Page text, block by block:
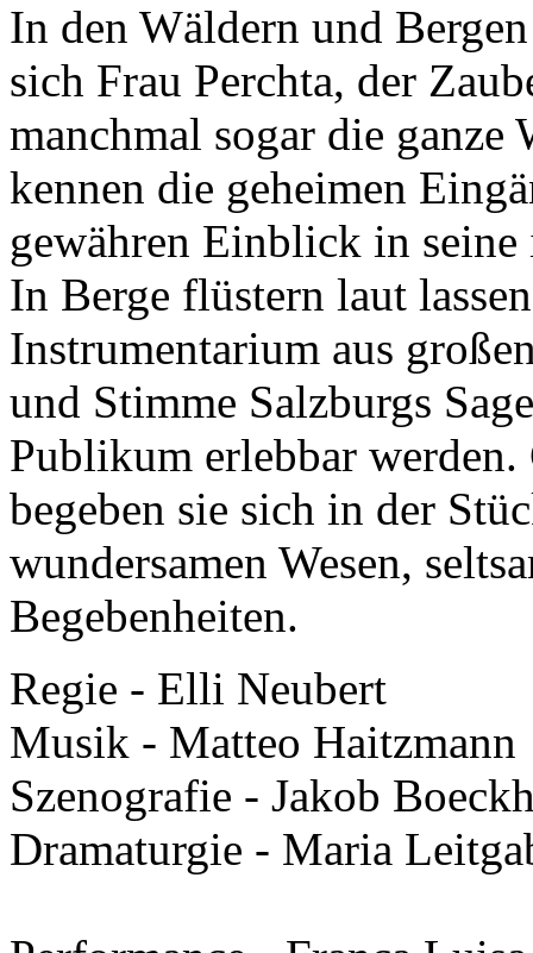
In den Wäldern und
sich Frau Perchta, der
manchmal sogar die
kennen die geheimen
gewähren Einblick in
In Berge flüstern laut
Instrumentarium aus
und Stimme Salzburgs
Publikum erlebbar werden.
begeben sie sich in der
wundersamen Wesen,
Begebenheiten.
Regie - Elli Neubert
Musik - Matteo Haitzmann
Szenografie - Jakob
Dramaturgie - Maria